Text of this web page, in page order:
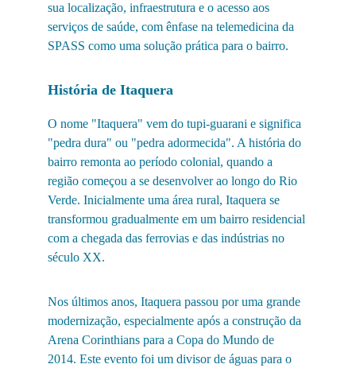
sua localização, infraestrutura e o acesso aos
serviços de saúde, com ênfase na telemedicina da
SPASS como uma solução prática para o bairro.
História de Itaquera
O nome "Itaquera" vem do tupi-guarani e significa
"pedra dura" ou "pedra adormecida". A história do
bairro remonta ao período colonial, quando a
região começou a se desenvolver ao longo do Rio
Verde. Inicialmente uma área rural, Itaquera se
transformou gradualmente em um bairro residencial
com a chegada das ferrovias e das indústrias no
século XX.
Nos últimos anos, Itaquera passou por uma grande
modernização, especialmente após a construção da
Arena Corinthians para a Copa do Mundo de
2014. Este evento foi um divisor de águas para o